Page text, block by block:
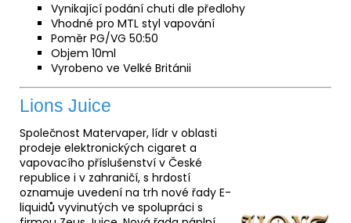
Vynikající podání chuti dle předlohy
Vhodné pro MTL styl vapování
Poměr PG/VG 50:50
Objem 10ml
Vyrobeno ve Velké Británii
Lions Juice
Společnost Matervaper, lídr v oblasti
prodeje elektronických cigaret a
vapovacího příslušenství v České
republice i v zahraničí, s hrdostí
oznamuje uvedení na trh nové řady E-
liquidů vyvinutých ve spolupráci s